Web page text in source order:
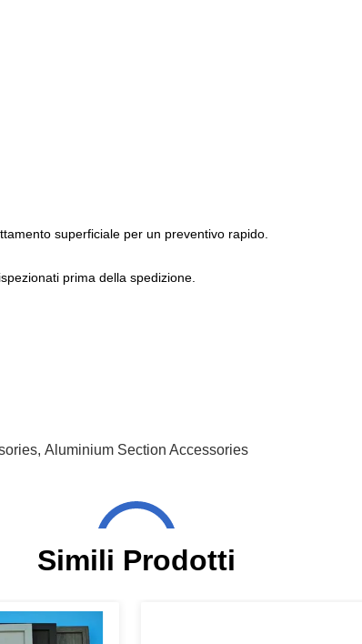
superficiale per un preventivo rapido.
prima della spedizione.
, Aluminium Section Accessories
Simili Prodotti